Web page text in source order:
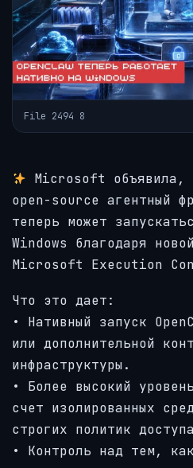
File 2494 8
Microsoft объявила,
open-source агентный
теперь может
Windows благодаря
Microsoft Execution
Что это дает:
• Нативный запуск
или дополнительной
инфраструктуры.
• Более высокий
счет изолированных
строгих политик
• Контроль над тем,